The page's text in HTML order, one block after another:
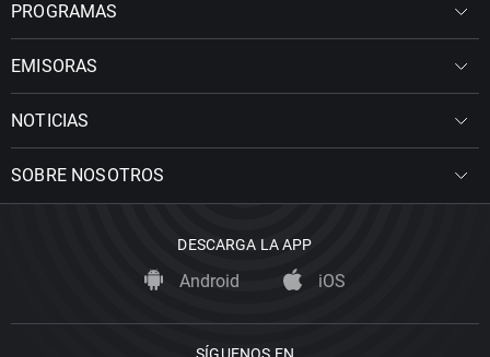
PROGRAMAS
EMISORAS
NOTICIAS
SOBRE NOSOTROS
DESCARGA LA APP
Android iOS
SÍGUENOS EN